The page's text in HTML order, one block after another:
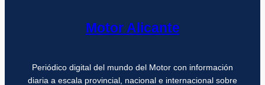
Motor Alicante
Periódico digital del mundo del Motor con información
diaria a escala provincial, nacional e internacional sobre